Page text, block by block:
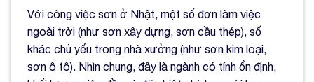
Với công việc sơn ở Nhật, một số đơn làm việc
ngoài trời (như sơn xây dựng, sơn cầu thép), số
khác chủ yếu trong nhà xưởng (như sơn kim loại,
sơn ô tô). Nhìn chung, đây là ngành có tính ổn định,